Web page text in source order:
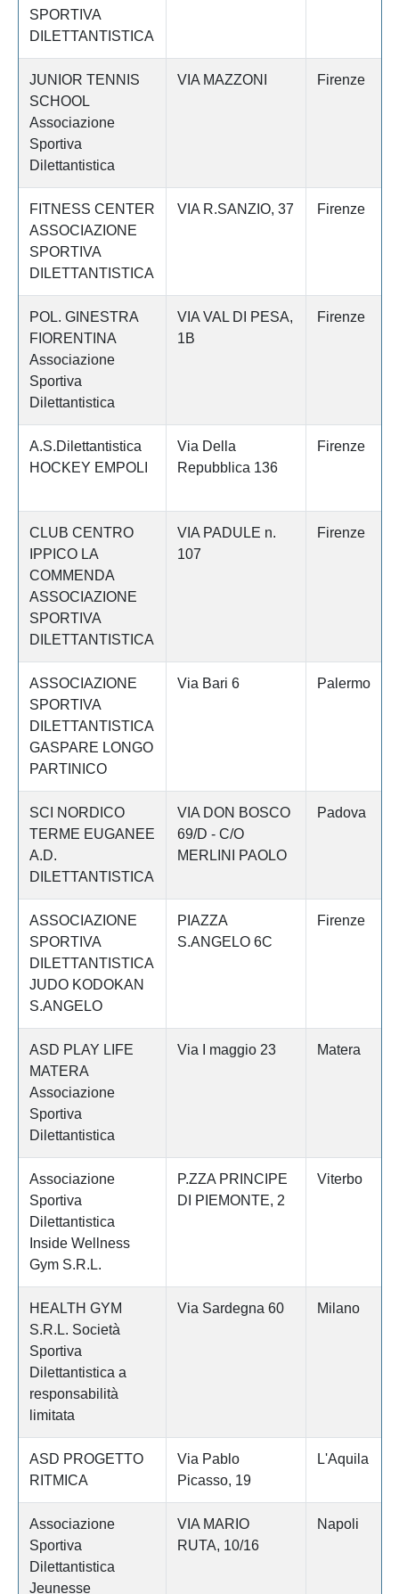
SPORTIVA
DILETTANTISTICA
JUNIOR TENNIS
SCHOOL
Associazione
Sportiva
Dilettantistica
VIA MAZZONI Firenze
FITNESS CENTER
ASSOCIAZIONE
SPORTIVA
DILETTANTISTICA
VIA R.SANZIO, 37 Firenze
POL. GINESTRA
FIORENTINA
Associazione
Sportiva
Dilettantistica
VIA VAL DI PESA,
1B
Firenze
A.S.Dilettantistica
HOCKEY EMPOLI
Via Della
Repubblica 136
Firenze
CLUB CENTRO
IPPICO LA
COMMENDA
ASSOCIAZIONE
SPORTIVA
DILETTANTISTICA
VIA PADULE n.
107
Firenze
ASSOCIAZIONE
SPORTIVA
DILETTANTISTICA
GASPARE LONGO
PARTINICO
Via Bari 6 Palermo
SCI NORDICO
TERME EUGANEE
A.D.
DILETTANTISTICA
VIA DON BOSCO
69/D - C/O
MERLINI PAOLO
Padova
ASSOCIAZIONE
SPORTIVA
DILETTANTISTICA
JUDO KODOKAN
S.ANGELO
PIAZZA
S.ANGELO 6C
Firenze
ASD PLAY LIFE
MATERA
Associazione
Sportiva
Dilettantistica
Via I maggio 23 Matera
Associazione
Sportiva
Dilettantistica
Inside Wellness
Gym S.R.L.
P.ZZA PRINCIPE
DI PIEMONTE, 2
Viterbo
HEALTH GYM
S.R.L. Società
Sportiva
Dilettantistica a
responsabilità
limitata
Via Sardegna 60 Milano
ASD PROGETTO
RITMICA
Via Pablo
Picasso, 19
L'Aquila
Associazione
Sportiva
Dilettantistica
Jeunesse
VIA MARIO
RUTA, 10/16
Napoli